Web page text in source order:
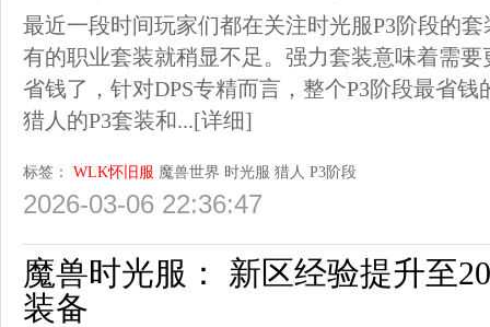
最近一段时间玩家们都在关注时光服P3阶段的
有的职业套装就稍显不足。强力套装意味着需
省钱了，针对DPS专精而言，整个P3阶段最省
猎人的P3套装和...[详细]
标签： WLK怀旧服 魔兽世界 时光服 猎人 P3阶段
2026-03-06 22:36:47
魔兽时光服： 新区经验提升至
装备